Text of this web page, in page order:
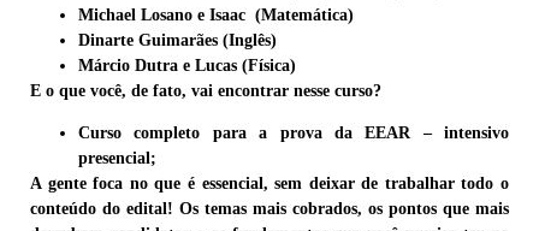
Michael Losano e Isaac (Matemática)
Dinarte Guimarães (Inglês)
Márcio Dutra e Lucas (Física)
E o que você, de fato, vai encontrar nesse curso?
Curso completo para a prova da EEAR – intensivo
presencial;
A gente foca no que é essencial, sem deixar de trabalhar todo o
conteúdo do edital! Os temas mais cobrados, os pontos que mais